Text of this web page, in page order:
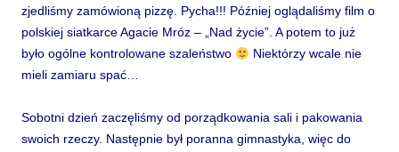
zjedliśmy zamówioną pizzę. Pycha!!! Później oglądaliśmy film o
polskiej siatkarce Agacie Mróz – „Nad życie”. A potem to już
było ogólne kontrolowane szaleństwo
Niektórzy wcale nie
mieli zamiaru spać…
Sobotni dzień zaczęliśmy od porządkowania sali i pakowania
swoich rzeczy. Następnie był poranna gimnastyka, więc do